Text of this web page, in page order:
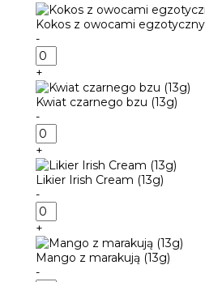
z
tonką
(12g)
Kokos z owocami
-
ilość
Kokos
z
owocami
egzotycznymi
(13g)
+
Kwiat czarnego bzu (13g)
-
ilość
Kwiat
czarnego
bzu
(13g)
+
Likier Irish Cream (13g)
-
ilość
Likier
Irish
Cream
(13g)
+
Mango z marakują (13g)
-